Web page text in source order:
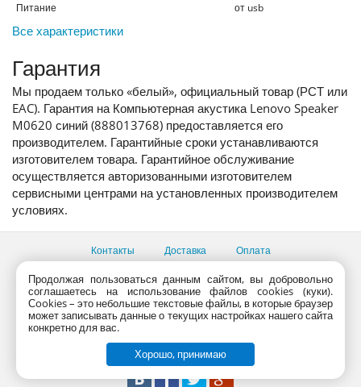
Питание
от usb
Все характеристики
Гарантия
Мы продаем только «белый», официальный товар (РСТ или
EAC). Гарантия на Компьютерная акустика Lenovo Speaker
M0620 синий (888013768) предоставляется его
производителем. Гарантийные сроки устанавливаются
изготовителем товара. Гарантийное обслуживание
осуществляется авторизованными изготовителем
сервисными центрами на установленных производителем
условиях.
Контакты Доставка Оплата
Все пункты выдачи
Консультации продавцов по телефону:+7 (495) 795-09-03,
+7 (800) 775-09-03
PlanetaShop.ru © 2000 - 2017 | Все права защищены
Продолжая пользоваться данным сайтом, вы добровольно
соглашаетесь на использование файлов cookies (куки).
Сookies – это небольшие текстовые файлы, в которые браузер
может записывать данные о текущих настройках нашего сайта
конкретно для вас.
Хорошо, принимаю